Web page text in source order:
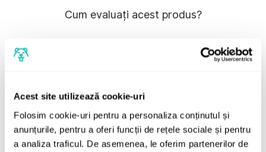
Acest site utilizează cookie-uri
Folosim cookie-uri pentru a personaliza conținutul și
anunțurile, pentru a oferi funcții de rețele sociale și pentru
a analiza traficul. De asemenea, le oferim partenerilor de
Cum evaluați acest produs?
Titlul recenziei*